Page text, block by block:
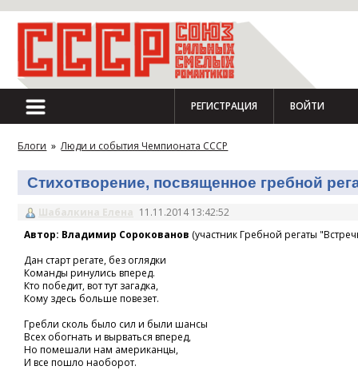
РЕГИСТРАЦИЯ ВОЙТИ
Блоги » Люди и события Чемпионата СССР
Стихотворение, посвященное гребной
Шабалкина Елена 11.11.2014 13:42:52
Автор: Владимир Сорокованов (участник Гребной регаты
Дан старт регате, без оглядки
Команды ринулись вперед.
Кто победит, вот тут загадка,
Кому здесь больше повезет.
Гребли сколь было сил и были шансы
Всех обогнать и вырваться вперед,
Но помешали нам американцы,
И все пошло наоборот.